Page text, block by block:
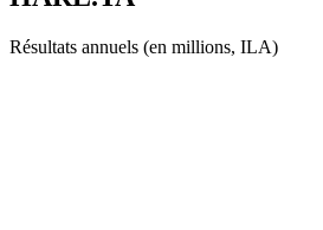
Résultats annuels (en millions, ILA)